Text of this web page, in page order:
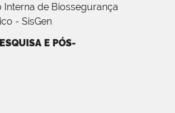
Interna de Biossegurança
- SisGen
E PÓS-